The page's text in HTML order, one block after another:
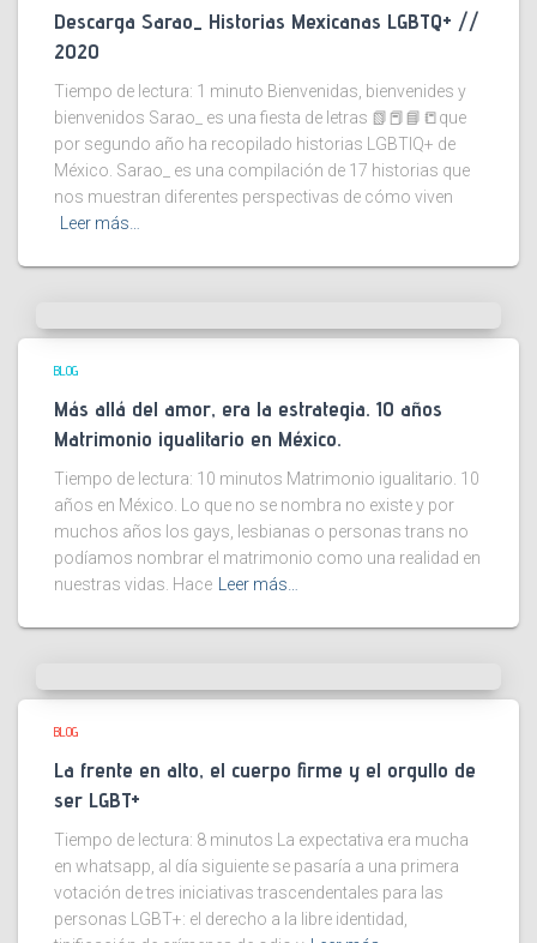
Descarga Sarao_ Historias Mexicanas LGBTQ+ //
2020
Tiempo de lectura: 1 minuto Bienvenidas, bienvenides y
bienvenidos Sarao_ es una fiesta de letras 📗📕📘📒que
por segundo año ha recopilado historias LGBTIQ+ de
México. Sarao_ es una compilación de 17 historias que
nos muestran diferentes perspectivas de cómo viven
Leer más…
BLOG
Más allá del amor, era la estrategia. 10 años
Matrimonio igualitario en México.
Tiempo de lectura: 10 minutos Matrimonio igualitario. 10
años en México. Lo que no se nombra no existe y por
muchos años los gays, lesbianas o personas trans no
podíamos nombrar el matrimonio como una realidad en
nuestras vidas. Hace
Leer más…
BLOG
La frente en alto, el cuerpo firme y el orgullo de
ser LGBT+
Tiempo de lectura: 8 minutos La expectativa era mucha
en whatsapp, al día siguiente se pasaría a una primera
votación de tres iniciativas trascendentales para las
personas LGBT+: el derecho a la libre identidad,